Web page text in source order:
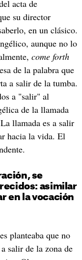
acta de
su director
en un clásico.
aunque no lo
come forth
de la palabra que
a salir de la tumba.
a "salir" al
de la llamada
llamada es a salir
hacia la vida. El
se
asimilar
en la vocación
planteaba que no
salir de la zona de